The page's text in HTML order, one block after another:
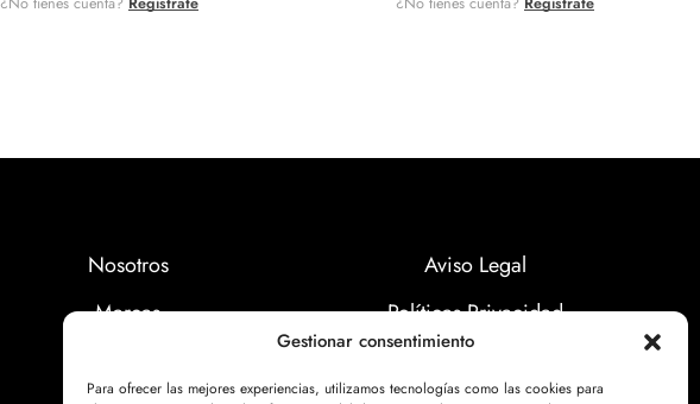
Gestionar consentimiento
Para ofrecer las mejores experiencias, utilizamos tecnologías como las cookies para
Nosotros
Marcas
Aviso Legal
Políticas Privacidad